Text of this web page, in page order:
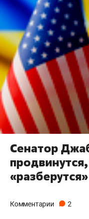
Сенатор
Комментарии 2